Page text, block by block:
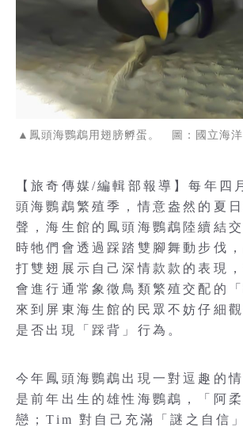
▲鳳頭海鸚鵡用翅膀孵蛋。 圖：國立海洋
【旅奇傳媒/編輯部報導】每年四
頭海鸚鵡繁殖季，情意盎然的夏
聲，海生館的鳳頭海鸚鵡陸續結
時牠們會透過踩踏雙腳舞動步伐
打雙翅展示自己深情款款的表現
會進行通常象徵鳥類繁殖交配的
來到屏東海生館的民眾不妨仔細
是否出現「踩背」行為。
今年鳳頭海鸚鵡出現一對逗趣的
是前年出生的雄性海鸚鵡，「阿
戀；Tim 對自己充滿「謎之自信